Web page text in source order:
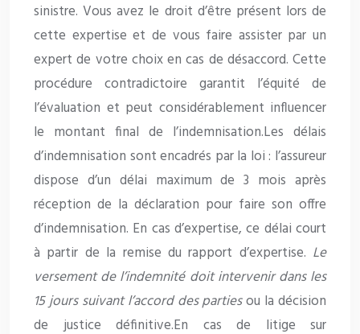
sinistre. Vous avez le droit d’être présent lors de
cette expertise et de vous faire assister par un
expert de votre choix en cas de désaccord. Cette
procédure contradictoire garantit l’équité de
l’évaluation et peut considérablement influencer
le montant final de l’indemnisation.Les délais
d’indemnisation sont encadrés par la loi : l’assureur
dispose d’un délai maximum de 3 mois après
réception de la déclaration pour faire son offre
d’indemnisation. En cas d’expertise, ce délai court
à partir de la remise du rapport d’expertise. Le
versement de l’indemnité doit intervenir dans les
15 jours suivant l’accord des partiesou la décision
de justice définitive.En cas de litige sur